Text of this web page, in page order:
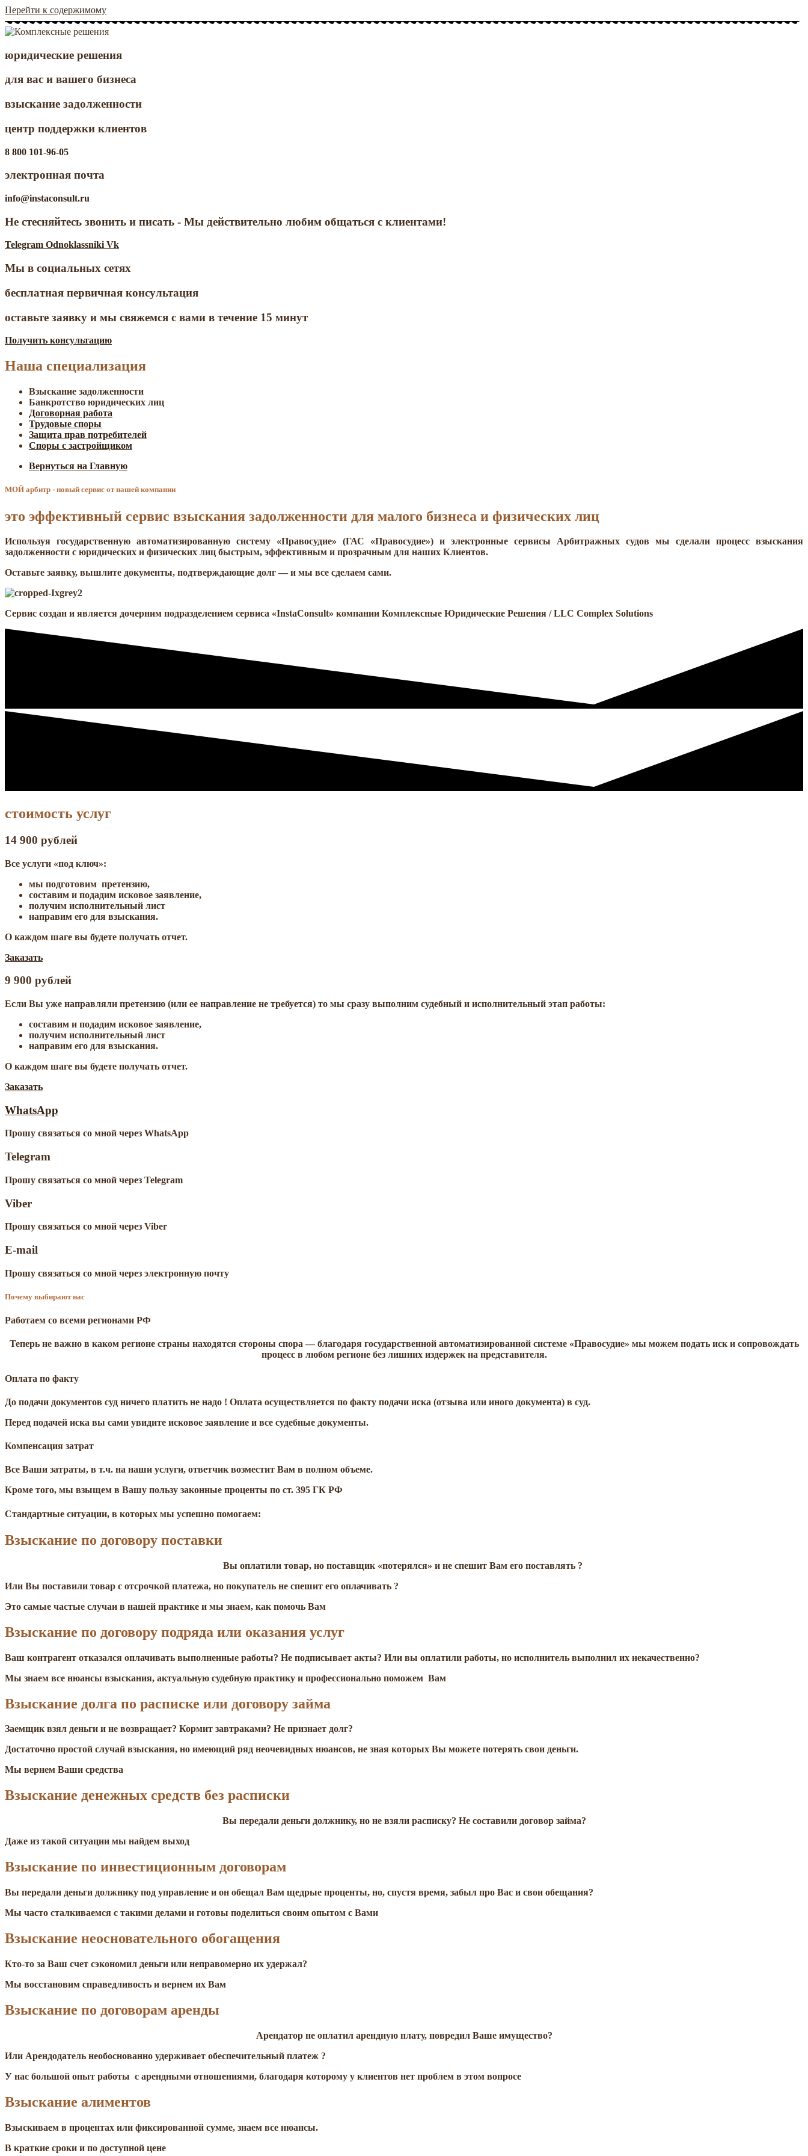
Перейти к содержимому
Instaconsult
Профессиональные юридические решения
юридические решения
для вас и вашего бизнеса
взыскание задолженности
центр поддержки клиентов
8 800 101-96-05
электронная почта
info@instaconsult.ru
Не стесняйтесь звонить и писать - Мы действительно любим общаться с клиентами!
Telegram Odnoklassniki Vk
Мы в социальных сетях
бесплатная первичная консультация
оставьте заявку и мы свяжемся с вами в течение 15 минут
Получить консультацию
Наша специализация
Взыскание задолженности
Банкротство юридических лиц
Договорная работа
Трудовые споры
Защита прав потребителей
Споры с застройщиком
Вернуться на Главную
МОЙ арбитр - новый сервис от нашей компании
это эффективный сервис взыскания задолженности для малого бизнеса и физических лиц
Используя государственную автоматизированную систему «Правосудие» (ГАС «Правосудие») и электронные сервисы Арбитражных судов мы сделали процесс взыскания
задолженности с юридических и физических лиц быстрым, эффективным и прозрачным для наших Клиентов.
Оставьте заявку, вышлите документы, подтверждающие долг — и мы все сделаем сами.
Сервис создан и является дочерним подразделением сервиса «InstaСonsult» компании Комплексные Юридические Решения / LLC Complex Solutions
стоимость услуг
14 900 рублей
Все услуги «под ключ»:
мы подготовим претензию,
составим и подадим исковое заявление,
получим исполнительный лист
направим его для взыскания.
О каждом шаге вы будете получать отчет.
Заказать
9 900 рублей
Если Вы уже направляли претензию (или ее направление не требуется) то мы сразу выполним судебный и исполнительный этап работы:
составим и подадим исковое заявление,
получим исполнительный лист
направим его для взыскания.
О каждом шаге вы будете получать отчет.
Заказать
WhatsApp
Прошу связаться со мной через WhatsApp
Telegram
Прошу связаться со мной через Telegram
Viber
Прошу связаться со мной через Viber
E-mail
Прошу связаться со мной через электронную почту
Почему выбирают нас
Работаем со всеми регионами РФ
Теперь не важно в каком регионе страны находятся стороны спора — благодаря государственной автоматизированной системе «Правосудие» мы можем подать иск и сопровождать
процесс в любом регионе без лишних издержек на представителя.
Оплата по факту
До подачи документов суд ничего платить не надо ! Оплата осуществляется по факту подачи иска (отзыва или иного документа) в суд.
Перед подачей иска вы сами увидите исковое заявление и все судебные документы.
Компенсация затрат
Все Ваши затраты, в т.ч. на наши услуги, ответчик возместит Вам в полном объеме.
Кроме того, мы взыщем в Вашу пользу законные проценты по ст. 395 ГК РФ
Стандартные ситуации, в которых мы успешно помогаем:
Взыскание по договору поставки
Вы оплатили товар, но поставщик «потерялся» и не спешит Вам его поставлять ?
Или Вы поставили товар с отсрочкой платежа, но покупатель не спешит его оплачивать ?
Это самые частые случаи в нашей практике и мы знаем, как помочь Вам
Взыскание по договору подряда или оказания услуг
Ваш контрагент отказался оплачивать выполненные работы? Не подписывает акты? Или вы оплатили работы, но исполнитель выполнил их некачественно?
Мы знаем все нюансы взыскания, актуальную судебную практику и профессионально поможем Вам
Взыскание долга по расписке или договору займа
Заемщик взял деньги и не возвращает? Кормит завтраками? Не признает долг?
Достаточно простой случай взыскания, но имеющий ряд неочевидных нюансов, не зная которых Вы можете потерять свои деньги.
Мы вернем Ваши средства
Взыскание денежных средств без расписки
Вы передали деньги должнику, но не взяли расписку? Не составили договор займа?
Даже из такой ситуации мы найдем выход
Взыскание по инвестиционным договорам
Вы передали деньги должнику под управление и он обещал Вам щедрые проценты, но, спустя время, забыл про Вас и свои обещания?
Мы часто сталкиваемся с такими делами и готовы поделиться своим опытом с Вами
Взыскание неосновательного обогащения
Кто-то за Ваш счет сэкономил деньги или неправомерно их удержал?
Мы восстановим справедливость и вернем их Вам
Взыскание по договорам аренды
Арендатор не оплатил арендную плату, повредил Ваше имущество?
Или Арендодатель необоснованно удерживает обеспечительный платеж ?
У нас большой опыт работы с арендными отношениями, благодаря которому у клиентов нет проблем в этом вопросе
Взыскание алиментов
Взыскиваем в процентах или фиксированной сумме, знаем все нюансы.
В краткие сроки и по доступной цене